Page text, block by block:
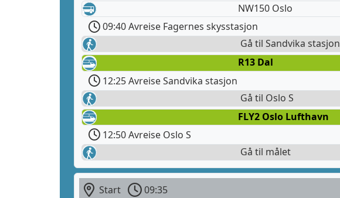
NW150 Oslo
09:40 Avreise Fagernes skysstasjon
Gå til Sandvika stasjon
R13 Dal
12:25 Avreise Sandvika stasjon
Gå til Oslo S
FLY2 Oslo Lufthavn
12:50 Avreise Oslo S
Gå til målet
Start 09:35